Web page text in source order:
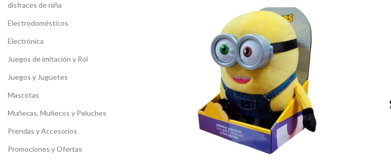
disfraces de niña
Electrodomésticos
Electrónica
Juegos de imitación y Rol
Juegos y Juguetes
Mascotas
Muñecas, Muñecos y Peluches
Prendas y Accesorios
Promociones y Ofertas